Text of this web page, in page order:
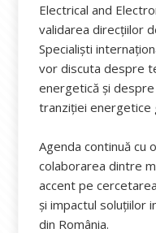
Electrical and
validarea direcțiilor
Specialiști
vor discuta despre
energetică și
tranziției energetice
Agenda continuă cu
colaborarea dintre
accent pe
și impactul soluțiilor
din România.